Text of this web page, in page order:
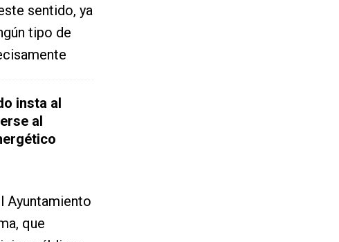
sentido, ya
tipo de
insta al
al
Ayuntamiento
que